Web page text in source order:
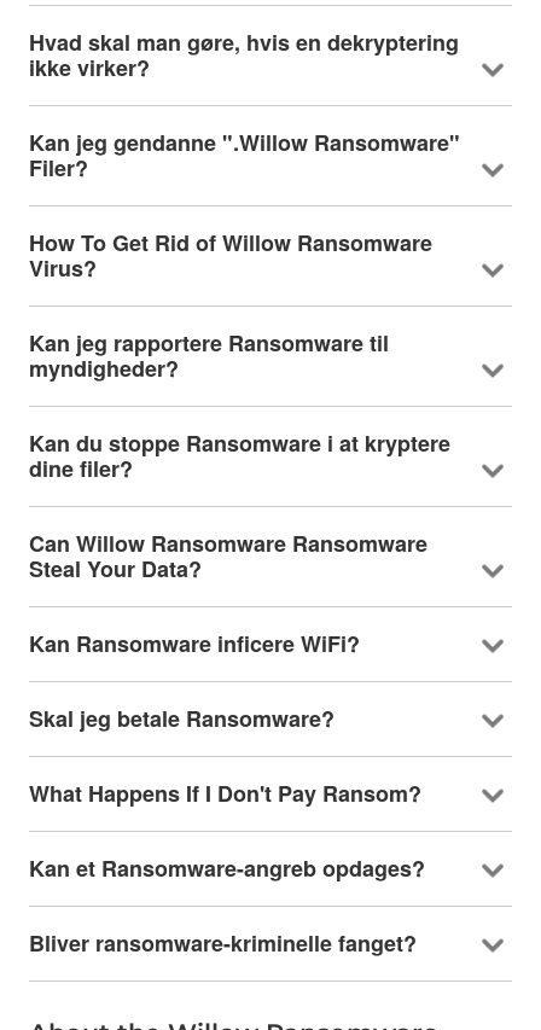
Hvad skal man gøre, hvis en dekryptering
ikke virker?
Kan jeg gendanne ".Willow Ransomware"
Filer?
How To Get Rid of Willow Ransomware
Virus?
Kan jeg rapportere Ransomware til
myndigheder?
Kan du stoppe Ransomware i at kryptere
dine filer?
Can Willow Ransomware Ransomware
Steal Your Data?
Kan Ransomware inficere WiFi?
Skal jeg betale Ransomware?
What Happens If I Don't Pay Ransom?
Kan et Ransomware-angreb opdages?
Bliver ransomware-kriminelle fanget?